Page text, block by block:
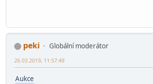
peki
Globální moderátor
26.03.2019, 11:57:49
Aukce